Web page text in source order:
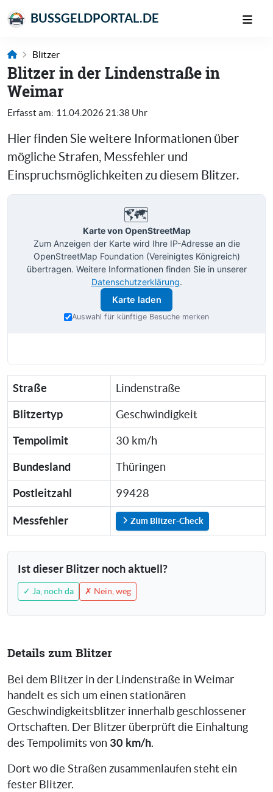
BUSSGELDPORTAL.DE
Blitzer
Blitzer in der Lindenstraße in
Weimar
Erfasst am: 11.04.2026 21:38 Uhr
Hier finden Sie weitere Informationen über
mögliche Strafen, Messfehler und
Einspruchsmöglichkeiten zu diesem Blitzer.
🗺️
Karte von OpenStreetMap
Zum Anzeigen der Karte wird Ihre IP-Adresse an die
OpenStreetMap Foundation (Vereinigtes Königreich)
übertragen. Weitere Informationen finden Sie in unserer
Datenschutzerklärung.
Karte laden
Auswahl für künftige Besuche merken
Straße Lindenstraße
Blitzertyp Geschwindigkeit
Tempolimit 30 km/h
Bundesland Thüringen
Postleitzahl 99428
Messfehler Zum Blitzer-Check
Ist dieser Blitzer noch aktuell?
✓ Ja, noch da ✗ Nein, weg
Details zum Blitzer
Bei dem Blitzer in der Lindenstraße in Weimar
handelt es sich um einen stationären
Geschwindigkeitsblitzer innerhalb geschlossener
Ortschaften. Der Blitzer überprüft die Einhaltung
des Tempolimits von 30 km/h.
Dort wo die Straßen zusammenlaufen steht ein
fester Blitzer.